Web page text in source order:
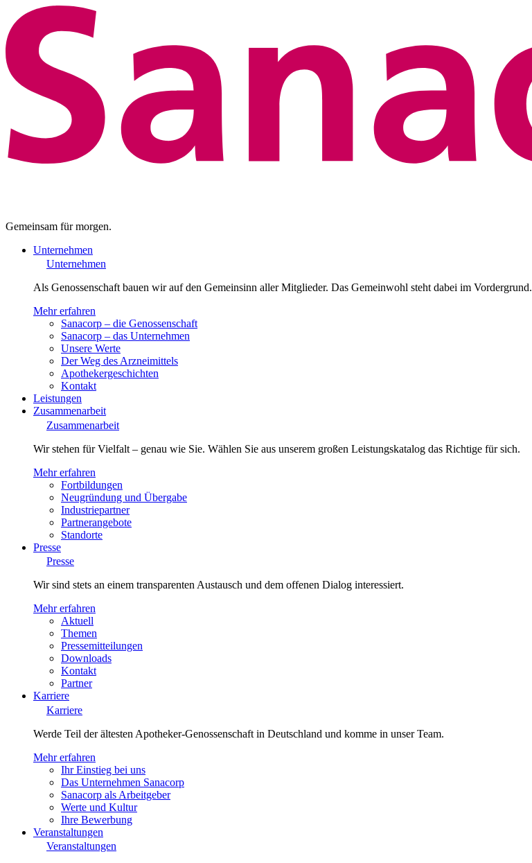
Gemeinsam für morgen.
Unternehmen
Unternehmen
Als Genossenschaft bauen wir auf den Gemeinsinn aller Mitglieder. Das Gemeinwohl steht dabei im Vordergrund.
Mehr erfahren
Sanacorp – die Genossenschaft
Sanacorp – das Unternehmen
Unsere Werte
Der Weg des Arzneimittels
Apothekergeschichten
Kontakt
Leistungen
Zusammenarbeit
Zusammenarbeit
Wir stehen für Vielfalt – genau wie Sie. Wählen Sie aus unserem großen Leistungskatalog das Richtige für sich.
Mehr erfahren
Fortbildungen
Neugründung und Übergabe
Industriepartner
Partnerangebote
Standorte
Presse
Presse
Wir sind stets an einem transparenten Austausch und dem offenen Dialog interessiert.
Mehr erfahren
Aktuell
Themen
Pressemitteilungen
Downloads
Kontakt
Partner
Karriere
Karriere
Werde Teil der ältesten Apotheker-Genossenschaft in Deutschland und komme in unser Team.
Mehr erfahren
Ihr Einstieg bei uns
Das Unternehmen Sanacorp
Sanacorp als Arbeitgeber
Werte und Kultur
Ihre Bewerbung
Veranstaltungen
Veranstaltungen